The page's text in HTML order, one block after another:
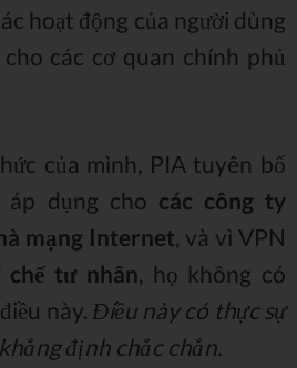
hoạt động của người dùng
các cơ quan chính phủ
của mình, PIA tuyên bố
áp dụng cho các công ty
mạng Internet, và vì VPN
chế tư nhân, họ không có
này. Điều này có thực sự
định chắc chắn.